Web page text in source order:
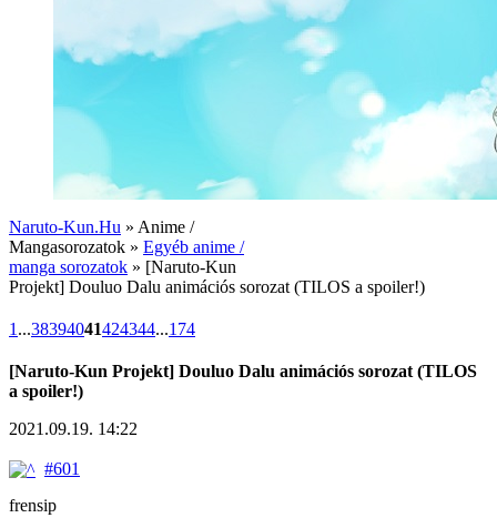
Naruto-Kun.Hu » Anime /
Mangasorozatok » Egyéb anime /
manga sorozatok » [Naruto-Kun
Projekt] Douluo Dalu animációs sorozat (TILOS a spoiler!)
1 ...38394041424344...174
[Naruto-Kun Projekt] Douluo Dalu animációs sorozat (TILOS
a spoiler!)
2021.09.19. 14:22
#601
frensip